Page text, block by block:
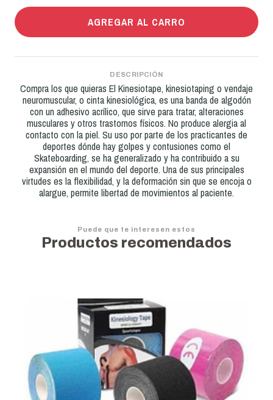
AGREGAR AL CARRO
DESCRIPCIÓN
Compra los que quieras El Kinesiotape, kinesiotaping o vendaje
neuromuscular, o cinta kinesiológica, es una banda de algodón
con un adhesivo acrílico, que sirve para tratar, alteraciones
musculares y otros trastornos físicos. No produce alergia al
contacto con la piel. Su uso por parte de los practicantes de
deportes dónde hay golpes y contusiones como el
Skateboarding, se ha generalizado y ha contribuido a su
expansión en el mundo del deporte. Una de sus principales
virtudes es la flexibilidad, y la deformación sin que se encoja o
alargue, permite libertad de movimientos al paciente.
Puede que te interesen estos
Productos recomendados